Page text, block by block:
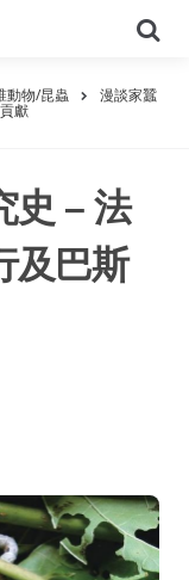
尋
動物/昆蟲 漫談家蠶
獻
史 – 法
及巴斯